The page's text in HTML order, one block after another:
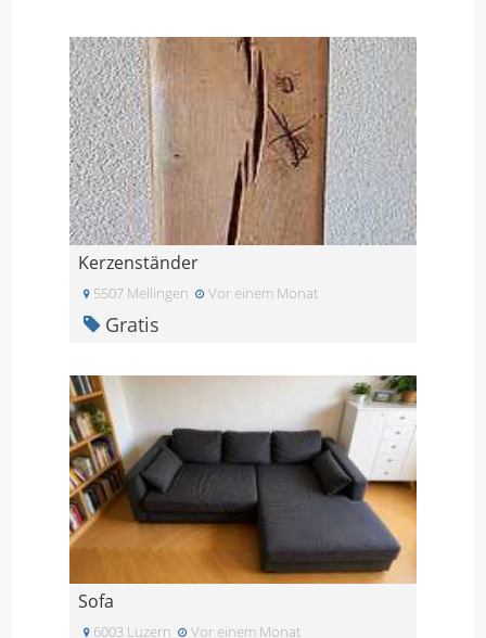
Kerzenständer
5507 Mellingen Vor einem Monat
Gratis
Sofa
6003 Luzern Vor einem Monat